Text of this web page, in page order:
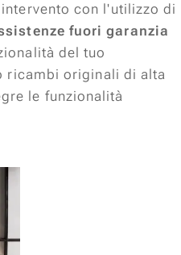
con l'utilizzo di
fuori garanzia
del tuo
ricambi originali di alta
le funzionalità